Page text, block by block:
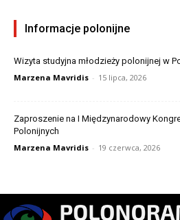
Informacje polonijne
Wizyta studyjna młodzieży polonijnej w
Marzena Mavridis - 15 lipca, 2026
Zaproszenie na I Międzynarodowy
Polonijnych
Marzena Mavridis - 19 czerwca, 2026